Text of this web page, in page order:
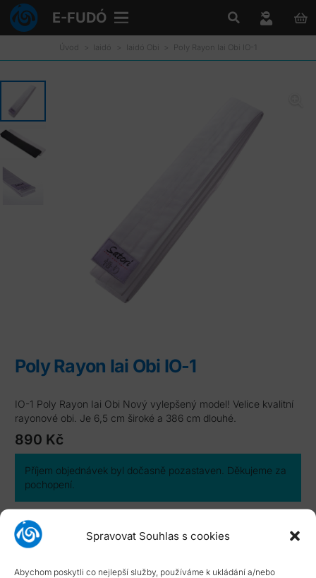
Spravovat Souhlas s cookies
Abychom poskytli co nejlepší služby, používáme k ukládání a/nebo
E-FUDÓ
Úvod > Iaidó > Iaidó Obi > Poly Rayon Iai Obi IO-1
Poly Rayon Iai Obi IO-1
IO-1 Poly Rayon Iai Obi Nový vylepšený model! Velice kvalitní
rayonové obi. Je 6,5 cm široké a 386 cm dlouhé.
890 Kč
Příjem objednávek byl dočasně pozastaven. Děkujeme za
pochopení.
Typ smlouvy:
Standardní smlouva s možností odstoupení
Dostupnost:
skladové položky dodány do 14 dnů